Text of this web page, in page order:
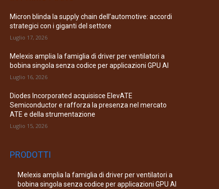
Micron blinda la supply chain dell’automotive: accordi
strategici con i giganti del settore
Luglio 17, 2026
Melexis amplia la famiglia di driver per ventilatori a
bobina singola senza codice per applicazioni GPU AI
Luglio 16, 2026
Diodes Incorporated acquisisce ElevATE
Semiconductor e rafforza la presenza nel mercato
ATE e della strumentazione
Luglio 15, 2026
PRODOTTI
Melexis amplia la famiglia di driver per ventilatori a
bobina singola senza codice per applicazioni GPU AI